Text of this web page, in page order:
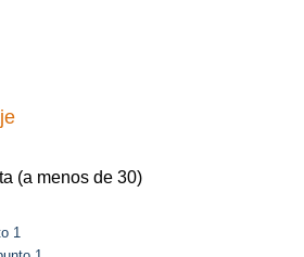
(a menos de 30)
1